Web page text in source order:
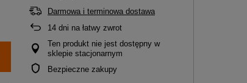
Darmowa i terminowa dostawa
14 dni na łatwy zwrot
Ten produkt nie jest dostępny w
sklepie stacjonarnym
Bezpieczne zakupy